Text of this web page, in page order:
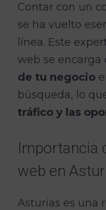
Contar con un
se ha vuelto
línea. Este
web se encarga
de tu negocio
búsqueda, lo
tráfico y las
Importancia
web en
Asturias es una